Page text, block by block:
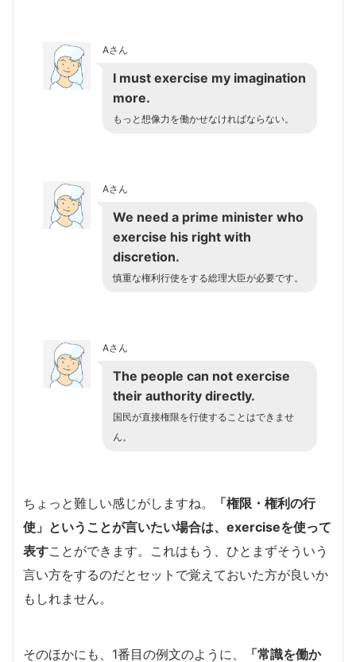
Aさん
I must exercise my imagination
more.
もっと想像力を働かせなければならない。
Aさん
We need a prime minister who
exercise his right with
discretion.
慎重な権利行使をする総理大臣が必要です。
Aさん
The people can not exercise
their authority directly.
国民が直接権限を行使することはできませ
ん。
ちょっと難しい感じがしますね。
「権限・権利の行
使」 ということが言いたい場合は、exerciseを使って
表すことができます。これはもう、ひとまずそういう
言い方をするのだとセットで覚えておいた方が良いか
もしれません。
そのほかにも、1番目の例文のように、
「常識を働か